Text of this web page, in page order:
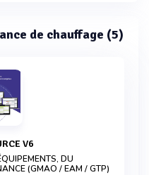
de chauffage (5)
V6
DU
(GMAO / EAM / GTP)